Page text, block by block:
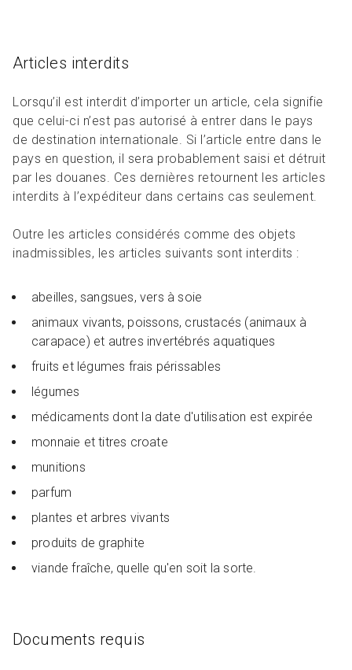
Articles interdits
Lorsqu’il est interdit d’importer un article, cela signifie
que celui-ci n’est pas autorisé à entrer dans le pays
de destination internationale. Si l’article entre dans le
pays en question, il sera probablement saisi et détruit
par les douanes. Ces dernières retournent les articles
interdits à l’expéditeur dans certains cas seulement.
Outre les articles considérés comme des objets
inadmissibles, les articles suivants sont interdits :
abeilles, sangsues, vers à soie
animaux vivants, poissons, crustacés (animaux à
carapace) et autres invertébrés aquatiques
fruits et légumes frais périssables
légumes
médicaments dont la date d'utilisation est expirée
monnaie et titres croate
munitions
parfum
plantes et arbres vivants
produits de graphite
viande fraîche, quelle qu'en soit la sorte.
Documents requis